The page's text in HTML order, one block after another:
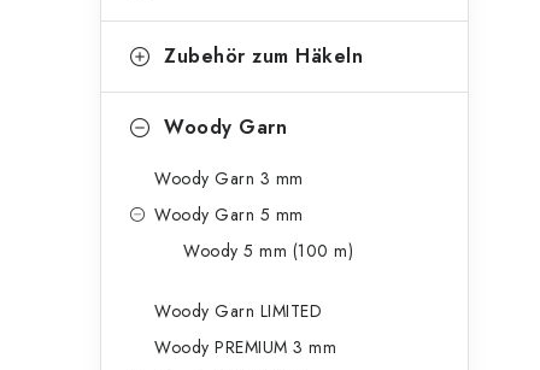
Zubehör zum Häkeln
Woody Garn
Woody Garn 3 mm
Woody Garn 5 mm
Woody 5 mm (100 m)
Woody Garn LIMITED
Woody PREMIUM 3 mm